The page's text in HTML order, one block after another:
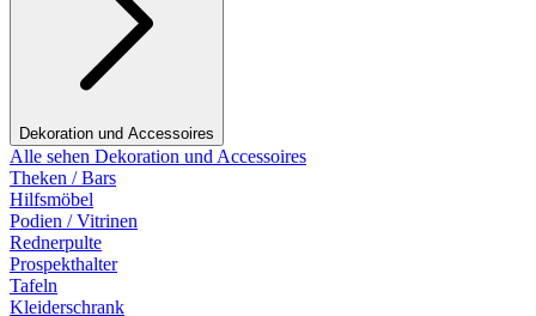
Dekoration und Accessoires
Alle sehen Dekoration und Accessoires
Theken / Bars
Hilfsmöbel
Podien / Vitrinen
Rednerpulte
Prospekthalter
Tafeln
Kleiderschrank